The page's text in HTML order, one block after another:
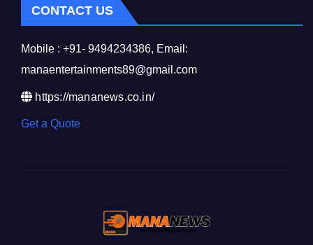
CONTACT US
Mobile : +91- 9494234386, Email:
manaentertainments89@gmail.com
https://mananews.co.in/
Get a Quote